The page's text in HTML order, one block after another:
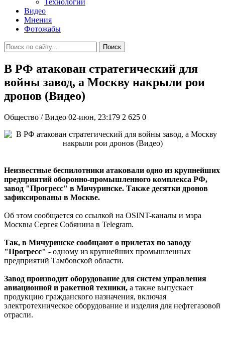
Технологии
Видео
Мнения
Фотожабы
Поиск
В РФ атакован стратегический для
войны завод, а Москву накрыли рои
дронов (Видео)
Общество / Видео 02-июн, 23:179 2 625 0
Неизвестные беспилотники атаковали одно из крупнейших
предприятий оборонно-промышленного комплекса РФ,
завод "Прогресс" в Мичуринске. Также десятки дронов
зафиксированы в Москве.
Об этом сообщается со ссылкой на OSINT-каналы и мэра
Москвы Сергея Собянина в Telegram.
Так, в Мичуринске сообщают о прилетах по заводу
"Прогресс" - одному из крупнейших промышленных
предприятий Тамбовской области.
Завод производит оборудование для систем управления
авиационной и ракетной техники, а также выпускает
продукцию гражданского назначения, включая
электротехническое оборудование и изделия для нефтегазовой
отрасли.